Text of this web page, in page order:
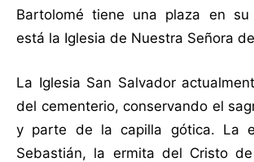
Bartolomé tiene una plaza en su
está la Iglesia de Nuestra Señora
La Iglesia San Salvador
del cementerio, conservando el
y parte de la capilla gótica. La
Sebastián, la ermita del Cristo